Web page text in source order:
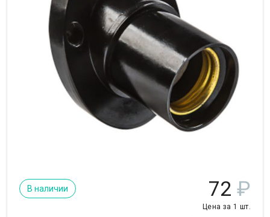
В наличии 72 ₽
Цена за 1 шт.